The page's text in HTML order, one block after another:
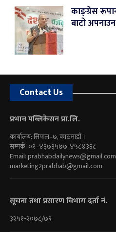
काङ्ग्रेस
बाटो
Contact Us
प्रभाव पब्लिकेसन प्रा.लि.
कार्यालय: सिफल–७, काठमाडौं ।
सम्पर्क: ०१–४३७३५७७, ४५८४३६८
Email:prabhabdailynews@gmail.com
marketing2prabhab@gmail.com
सूचना तथा प्रसारण विभाग दर्ता नं.
३२५१-२०७८/७९